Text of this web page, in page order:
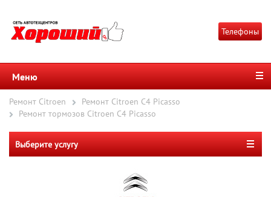
Телефоны
Меню
Ремонт Citroen
Ремонт Citroen C4 Picasso
Ремонт тормозов Citroen C4 Picasso
Выберите услугу